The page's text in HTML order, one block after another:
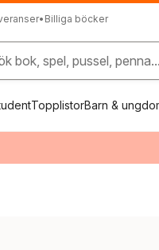
• Billiga böcker
bok, spel, pussel, penna...
TopplistorBarn &